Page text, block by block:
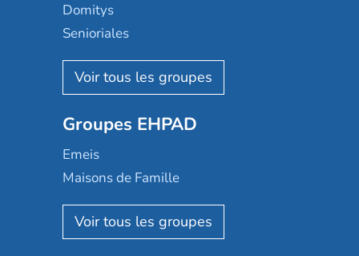
Domitys
Senioriales
Nohée
Les Résidentiels
Mobicap
Domusvi
Happy Senior
Aquarelia
Nexity edenea
Groupes EHPAD
Emeis
Maisons de Famille
Korian
Emera